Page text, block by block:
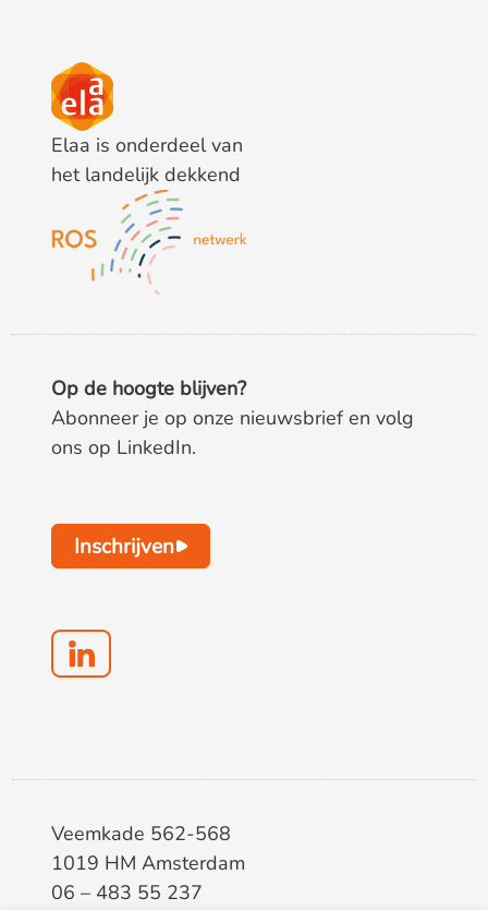
Elaa is onderdeel van
het landelijk dekkend
Op de hoogte blijven?
Abonneer je op onze nieuwsbrief en volg
ons op LinkedIn.
Inschrijven
Veemkade 562-568
1019 HM Amsterdam
06 – 483 55 237